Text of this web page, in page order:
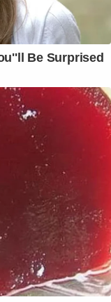
Be Surprised